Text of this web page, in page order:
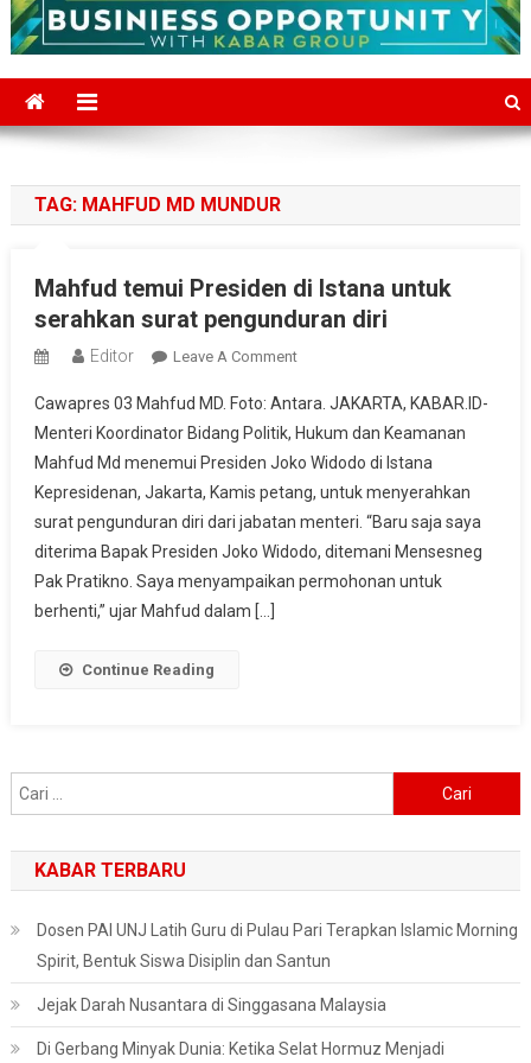
TAG: MAHFUD MD MUNDUR
Mahfud temui Presiden di Istana untuk
serahkan surat pengunduran diri
Editor Leave A CommentOn
Temui
Presiden
Di
Istana
Untuk
Serahkan
Surat
Cawapres 03 Mahfud MD. Foto: Antara. JAKARTA, KABAR.ID-
Menteri Koordinator Bidang Politik, Hukum dan Keamanan
Mahfud Md menemui Presiden Joko Widodo di Istana
Kepresidenan, Jakarta, Kamis petang, untuk menyerahkan
surat pengunduran diri dari jabatan menteri. “Baru saja saya
diterima Bapak Presiden Joko Widodo, ditemani Mensesneg
Pak Pratikno. Saya menyampaikan permohonan untuk
berhenti,” ujar Mahfud dalam […]
Continue Reading
untuk:
KABAR TERBARU
Dosen PAI UNJ Latih Guru di Pulau Pari Terapkan Islamic Morning
Spirit, Bentuk Siswa Disiplin dan Santun
Jejak Darah Nusantara di Singgasana Malaysia
Di Gerbang Minyak Dunia: Ketika Selat Hormuz Menjadi